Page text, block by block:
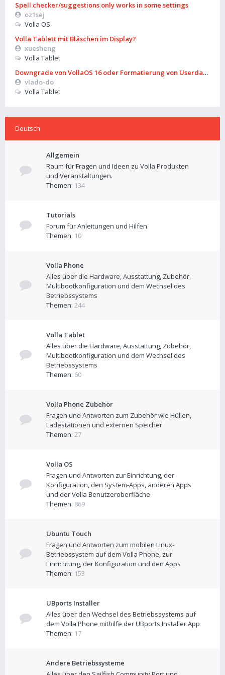
Spell checker/suggestions only works in some settings
oz1sej
Volla OS
Volla Tablett mit Bläschen im Display?
xuesheng
Volla Tablet
Downgrade von VollaOS 16 oder Formatierung von Userdata
vlado-do
Volla Tablet
Deutsch
Allgemein
Raum für Fragen und Ideen zu Volla Produkten
und Veranstaltungen.
Themen: 134
Tutorials
Forum für Anleitungen und Hilfen
Themen: 10
Volla Phone
Alles über die Hardware, Ausstattung, Zubehör,
Multibootkonfiguration und dem Wechsel des
Betriebssystems
Themen: 244
Volla Tablet
Alles über die Hardware, Ausstattung, Zubehör,
Multibootkonfiguration und dem Wechsel des
Betriebssystems
Themen: 60
Volla Phone Zubehör
Fragen und Antworten zum Zubehör wie Hüllen,
Ladestationen und externen Speicher
Themen: 27
Volla OS
Fragen und Antworten zur Einrichtung, der
Konfiguration, den System-Apps, anderen Apps
und der Volla Benutzeroberfläche
Themen: 869
Ubuntu Touch
Fragen und Antworten zum mobilen Linux-
Betriebssystem auf dem Volla Phone, zur
Einrichtung, der Konfiguration und den Apps
Themen: 153
UBports Installer
Alles über den Wechsel des Betriebssystems auf
dem Volla Phone mithilfe der UBports Installer App
Themen: 17
Andere Betriebssysteme